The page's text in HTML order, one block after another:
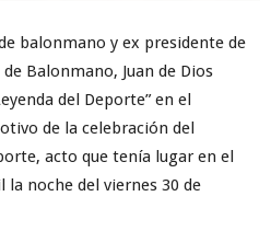
balonmano y ex presidente de
Balonmano, Juan de Dios
del Deporte” en el
de la celebración del
acto que tenía lugar en el
la noche del viernes 30 de